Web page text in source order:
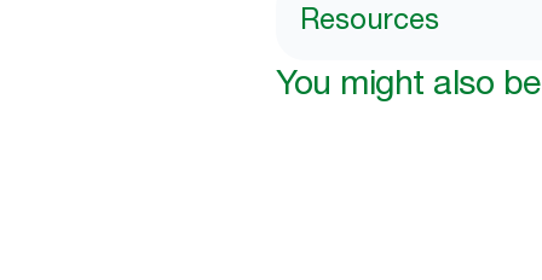
Resources
You might also